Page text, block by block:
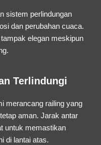
sistem perlindungan
dan perubahan cuaca.
elegan meskipun
Terlindungi
merancang railing yang
aman. Jarak antar
untuk memastikan
di lantai atas.